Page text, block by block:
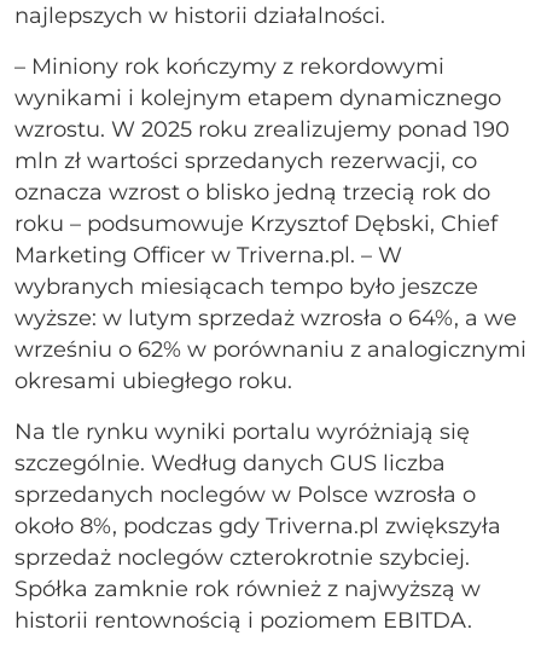
najlepszych w historii działalności.
– Miniony rok kończymy z rekordowymi
wynikami i kolejnym etapem dynamicznego
wzrostu. W 2025 roku zrealizujemy ponad 190
mln zł wartości sprzedanych rezerwacji, co
oznacza wzrost o blisko jedną trzecią rok do
roku – podsumowuje Krzysztof Dębski, Chief
Marketing Officer w Triverna.pl. – W
wybranych miesiącach tempo było jeszcze
wyższe: w lutym sprzedaż wzrosła o 64%, a we
wrześniu o 62% w porównaniu z analogicznymi
okresami ubiegłego roku.
Na tle rynku wyniki portalu wyróżniają się
szczególnie. Według danych GUS liczba
sprzedanych noclegów w Polsce wzrosła o
około 8%, podczas gdy Triverna.pl zwiększyła
sprzedaż noclegów czterokrotnie szybciej.
Spółka zamknie rok również z najwyższą w
historii rentownością i poziomem EBITDA.